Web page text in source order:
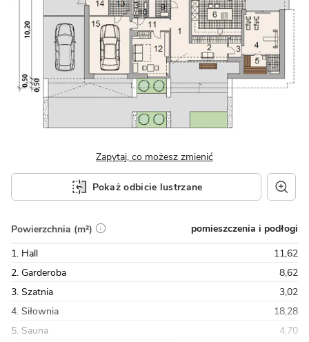
Zapytaj, co możesz zmienić
Pokaż odbicie lustrzane
Powierzchnia (m²)
pomieszczenia i podłogi
1. Hall
11,62
2. Garderoba
8,62
3. Szatnia
3,02
4. Siłownia
18,28
5. Sauna
4,70